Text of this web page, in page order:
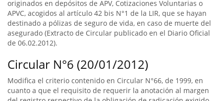
originados en depósitos de APV, Cotizaciones Voluntarias o
APVC, acogidos al artículo 42 bis N°1 de la LIR, que se hayan
destinado a pólizas de seguro de vida, en caso de muerte del
asegurado (Extracto de Circular publicado en el Diario Oficial
de 06.02.2012).
Circular N°6 (20/01/2012)
Modifica el criterio contenido en Circular N°66, de 1999, en
cuanto a que el requisito de requerir la anotación al margen